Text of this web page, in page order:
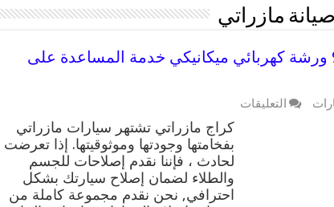
مازراتي
كراج مازراتي 99009551 ورشة كهربائي ميكانيكي خدمة المساعدة على
التعليقات
مازراتي
99009551
ورشة
كهربائي
ميكانيكي
خدمة
كراج مازراتي تشتهر سيارات مازراتي
بفخامتها وجودتها وموثوقيتها. إذا تعرضت
لحادث ، فإننا نقدم إصلاحات للجسم
والطلاء لضمان إصلاح سيارتك بشكل
احترافي, نحن نقدم مجموعة كاملة من